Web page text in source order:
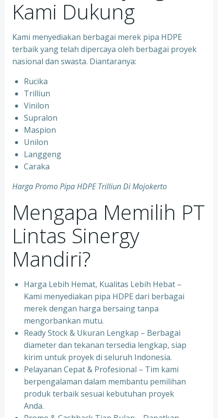
Kami Dukung
Kami menyediakan berbagai merek pipa HDPE
terbaik yang telah dipercaya oleh berbagai proyek
nasional dan swasta. Diantaranya:
Rucika
Trilliun
Vinilon
Supralon
Maspion
Unilon
Langgeng
Caraka
Harga Promo Pipa HDPE Trilliun Di Mojokerto
Mengapa Memilih PT
Lintas Sinergy
Mandiri?
Harga Lebih Hemat, Kualitas Lebih Hebat –
Kami menyediakan pipa HDPE dari berbagai
merek dengan harga bersaing tanpa
mengorbankan mutu.
Ready Stock & Ukuran Lengkap – Berbagai
diameter dan tekanan tersedia lengkap, siap
kirim untuk proyek di seluruh Indonesia.
Pelayanan Cepat & Profesional – Tim kami
berpengalaman dalam membantu pemilihan
produk terbaik sesuai kebutuhan proyek
Anda.